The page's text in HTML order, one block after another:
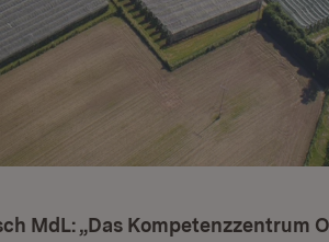
MdL: „Das Kompetenzzentrum